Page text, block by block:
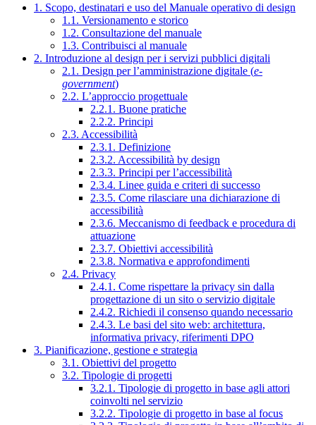
1. Scopo, destinatari e uso del Manuale operativo di design
1.1. Versionamento e storico
1.2. Consultazione del manuale
1.3. Contribuisci al manuale
2. Introduzione al design per i servizi pubblici digitali
2.1. Design per l’amministrazione digitale (e-
government)
2.2. L’approccio progettuale
2.2.1. Buone pratiche
2.2.2. Principi
2.3. Accessibilità
2.3.1. Definizione
2.3.2. Accessibilità by design
2.3.3. Principi per l’accessibilità
2.3.4. Linee guida e criteri di successo
2.3.5. Come rilasciare una dichiarazione di
accessibilità
2.3.6. Meccanismo di feedback e procedura di
attuazione
2.3.7. Obiettivi accessibilità
2.3.8. Normativa e approfondimenti
2.4. Privacy
2.4.1. Come rispettare la privacy sin dalla
progettazione di un sito o servizio digitale
2.4.2. Richiedi il consenso quando necessario
2.4.3. Le basi del sito web: architettura,
informativa privacy, riferimenti DPO
3. Pianificazione, gestione e strategia
3.1. Obiettivi del progetto
3.2. Tipologie di progetti
3.2.1. Tipologie di progetto in base agli attori
coinvolti nel servizio
3.2.2. Tipologie di progetto in base al focus